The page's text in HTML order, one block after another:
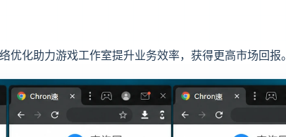
优化助力游戏工作室提升业务效率，获得更高市场回报。